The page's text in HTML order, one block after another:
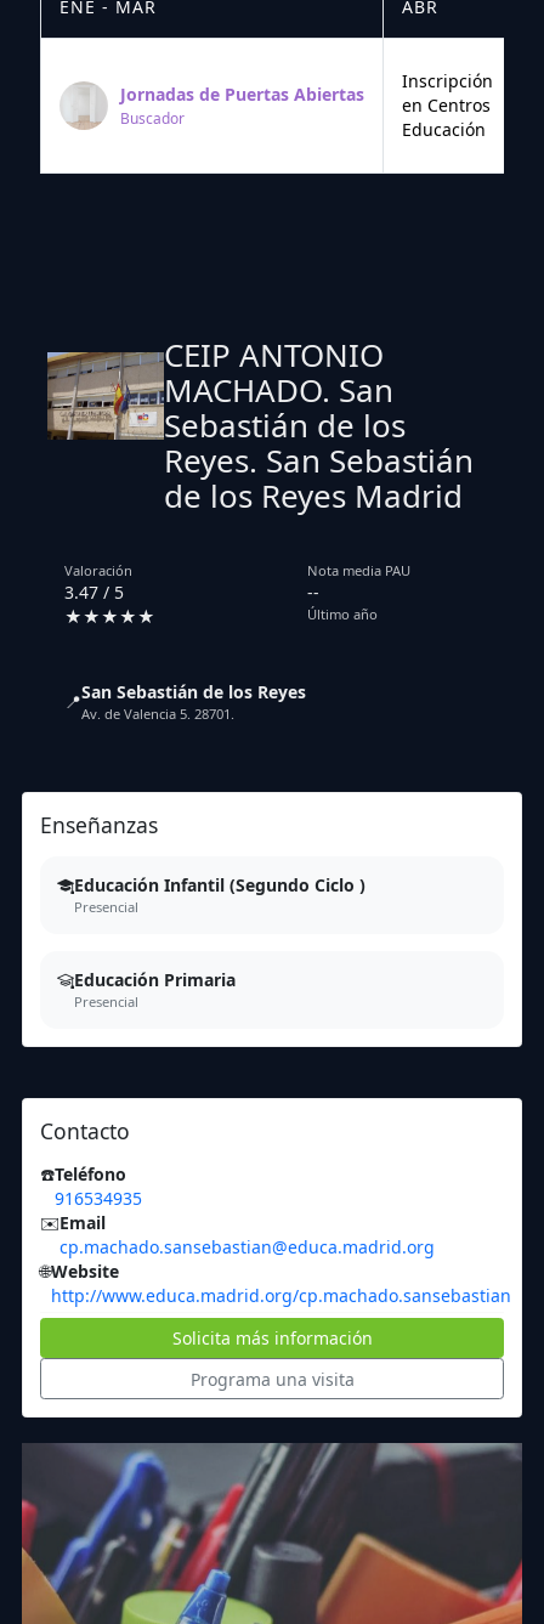
ENE - MAR ABR
Jornadas de Puertas Abiertas
Buscador
Inscripción
en Centros
Educación
CEIP ANTONIO
MACHADO. San
Sebastián de los
Reyes. San Sebastián
de los Reyes Madrid
Valoración
3.47 / 5
★★★★★
Nota media PAU
--
Último año
📍San Sebastián de los Reyes
Av. de Valencia 5. 28701.
Enseñanzas
Educación Infantil (Segundo Ciclo )
Presencial
Educación Primaria
Presencial
Contacto
☎️Teléfono
916534935
✉️Email
cp.machado.sansebastian@educa.madrid.org
🌐Website
http://www.educa.madrid.org/cp.machado.sansebastian
Solicita más información
Programa una visita